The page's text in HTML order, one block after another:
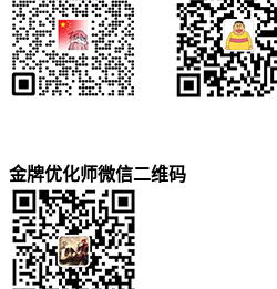
金牌优化师微信二维码